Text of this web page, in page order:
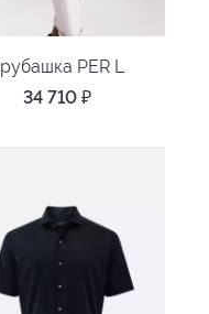
рубашка PER L
34 710 ₽